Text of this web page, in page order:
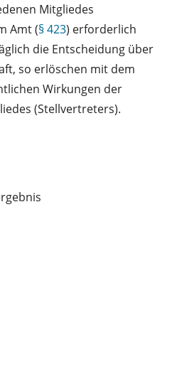
Mitgliedes
Amt (§ 423) erforderlich
die Entscheidung über
so erlöschen mit dem
Wirkungen der
(Stellvertreters).